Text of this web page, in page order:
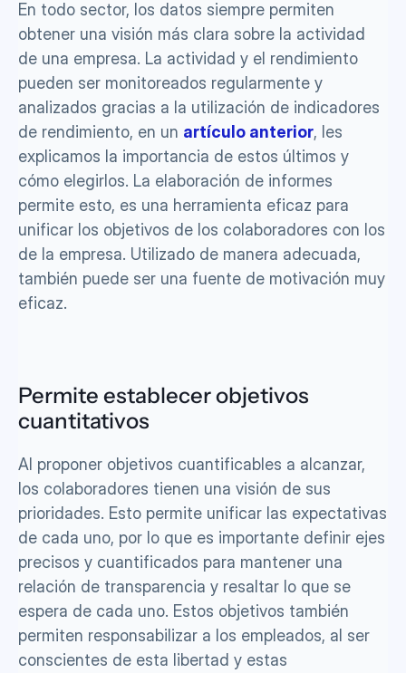
En todo sector, los datos siempre permiten
obtener una visión más clara sobre la actividad
de una empresa. La actividad y el rendimiento
pueden ser monitoreados regularmente y
analizados gracias a la utilización de indicadores
de rendimiento, en un artículo anterior, les
explicamos la importancia de estos últimos y
cómo elegirlos. La elaboración de informes
permite esto, es una herramienta eficaz para
unificar los objetivos de los colaboradores con los
de la empresa. Utilizado de manera adecuada,
también puede ser una fuente de motivación muy
eficaz.
Permite establecer objetivos
cuantitativos
Al proponer objetivos cuantificables a alcanzar,
los colaboradores tienen una visión de sus
prioridades. Esto permite unificar las expectativas
de cada uno, por lo que es importante definir ejes
precisos y cuantificados para mantener una
relación de transparencia y resaltar lo que se
espera de cada uno. Estos objetivos también
permiten responsabilizar a los empleados, al ser
conscientes de esta libertad y estas